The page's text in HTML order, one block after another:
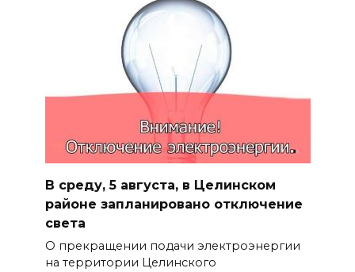
В среду, 5 августа, в Целинском
районе запланировано отключение
света
О прекращении подачи электроэнергии
на территории Целинского